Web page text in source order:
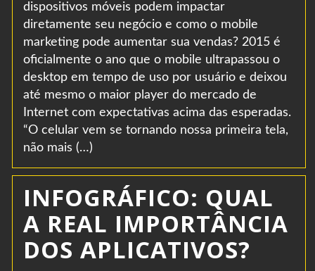
dispositivos móveis podem impactar
diretamente seu negócio e como o mobile
marketing pode aumentar sua vendas? 2015 é
oficialmente o ano que o mobile ultrapassou o
desktop em tempo de uso por usuário e deixou
até mesmo o maior player do mercado de
Internet com expectativas acima das esperadas.
“O celular vem se tornando nossa primeira tela,
não mais (…)
INFOGRÁFICO: QUAL
A REAL IMPORTÂNCIA
DOS APLICATIVOS?